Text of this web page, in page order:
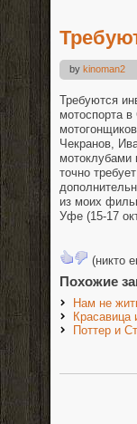
by kinoman2
Требуются
мотоспорта
Чекранов,
мотоклубами
точно
из моих
Уфе (15-17
(никто
Похожие
Нам не
Поттер и